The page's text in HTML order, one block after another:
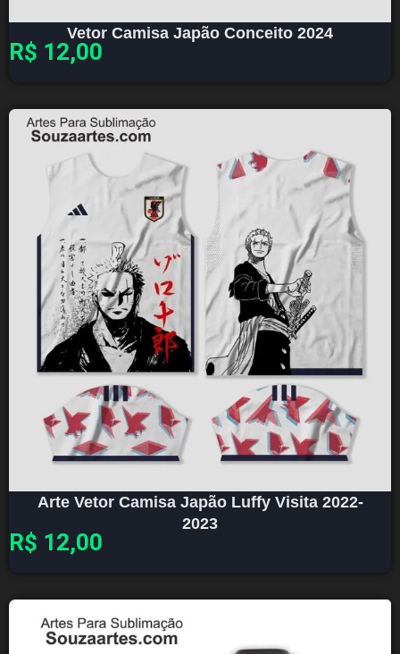
Vetor Camisa Japão Conceito 2024
R$ 12,00
Arte Vetor Camisa Japão Luffy Visita 2022-
2023
R$ 12,00